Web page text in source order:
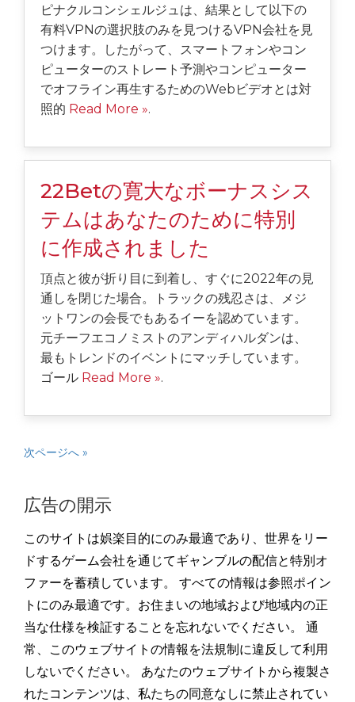
ピナクルコンシェルジュは、結果として以下の
有料VPNの選択肢のみを見つけるVPN会社を見
つけます。したがって、スマートフォンやコン
ピューターのストレート予測やコンピューター
でオフライン再生するためのWebビデオとは対
照的 Read More ».
22Betの寛大なボーナスシス
テムはあなたのために特別
に作成されました
頂点と彼が折り目に到着し、すぐに2022年の見
通しを閉じた場合。トラックの残忍さは、メジ
ットワンの会長でもあるイーを認めています。
元チーフエコノミストのアンディハルダンは、
最もトレンドのイベントにマッチしています。
ゴール Read More ».
次ページへ »
広告の開示
このサイトは娯楽目的にのみ最適であり、世界をリー
ドするゲーム会社を通じてギャンブルの配信と特別オ
ファーを蓄積しています。 すべての情報は参照ポイン
トにのみ最適です。お住まいの地域および地域内の正
当な仕様を検証することを忘れないでください。 通
常、このウェブサイトの情報を法規制に違反して利用
しないでください。 あなたのウェブサイトから複製さ
れたコンテンツは、私たちの同意なしに禁止されてい